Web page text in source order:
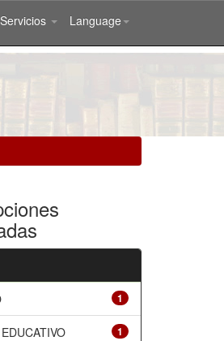
Language
Servicios
1
1